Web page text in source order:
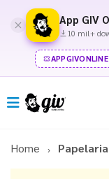
App GIV
10 mil+
APPGIVONLINE
Home